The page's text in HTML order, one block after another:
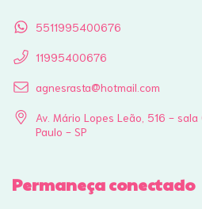
5511995400676
11995400676
agnesrasta@hotmail.com
Av. Mário Lopes Leão, 516 -
Paulo - SP
Permaneça conectado